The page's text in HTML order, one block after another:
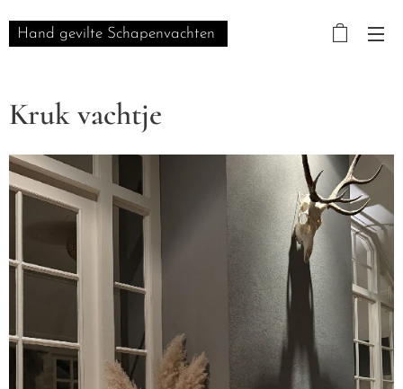
Hand gevilte Schapenvachten
Kruk vachtje